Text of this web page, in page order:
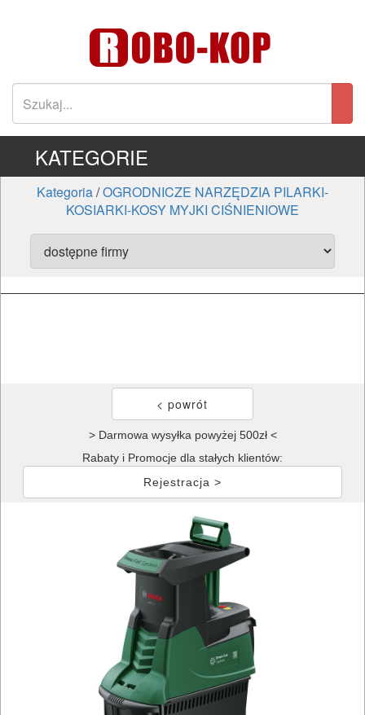
KATEGORIE
Kategoria/OGRODNICZE NARZĘDZIA PILARKI-
KOSIARKI-KOSY MYJKI CIŚNIENIOWE
> Darmowa wysyłka powyżej 500zł <
Rabaty i Promocje dla stałych klientów:
Rejestracja >